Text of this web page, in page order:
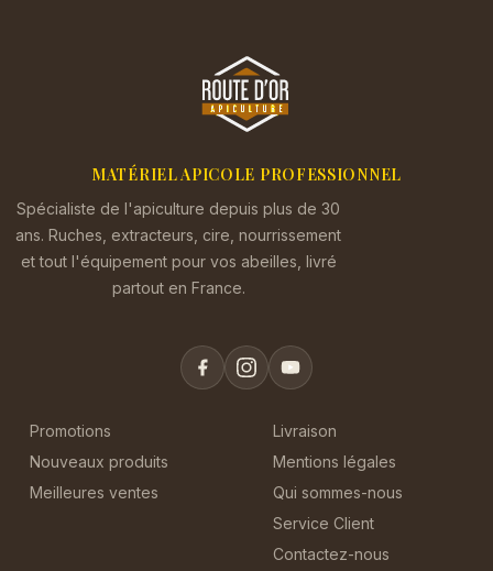
MATÉRIEL APICOLE PROFESSIONNEL
Spécialiste de l'apiculture depuis plus de 30
ans. Ruches, extracteurs, cire, nourrissement
et tout l'équipement pour vos abeilles, livré
partout en France.
Promotions
Nouveaux produits
Meilleures ventes
Livraison
Mentions légales
Qui sommes-nous
Service Client
Contactez-nous